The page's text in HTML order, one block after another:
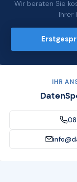
Wir beraten Sie
Ihrer
IHR